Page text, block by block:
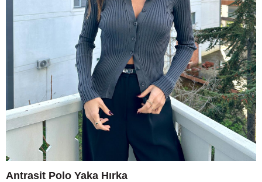
Antrasit Polo Yaka Hırka